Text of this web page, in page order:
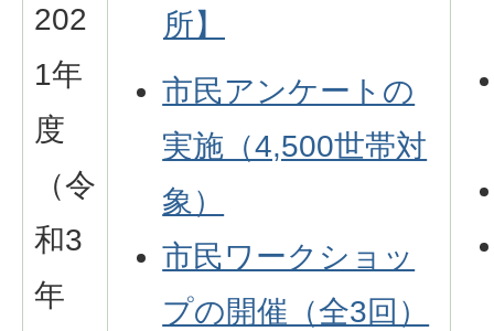
202
1年
度
（令
和3
年
所】
市民アンケートの
実施（4,500世帯対
象）
市民ワークショッ
プの開催（全3回）